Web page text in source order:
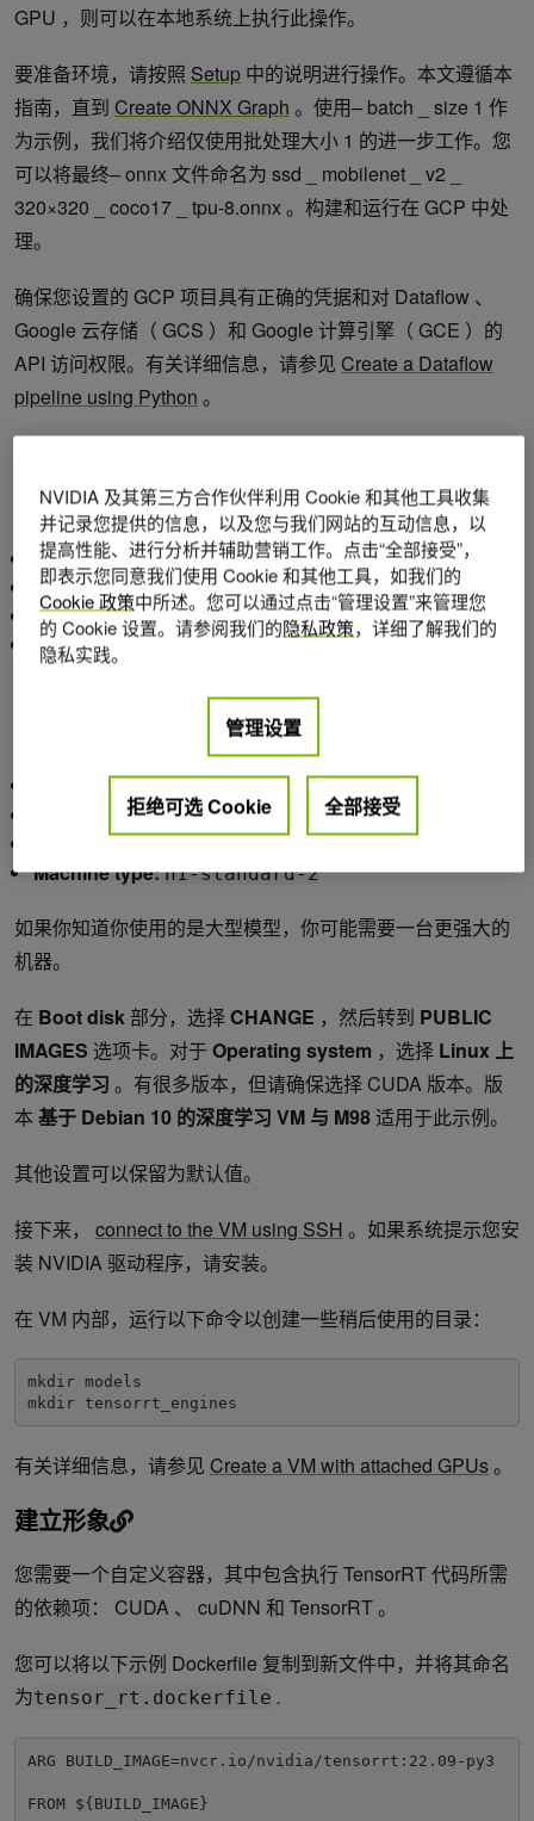
GPU ，则可以在本地系统上执行此操作。
要准备环境，请按照 Setup 中的说明进行操作。本文遵循本
指南，直到 Create ONNX Graph 。使用– batch _ size 1 作
为示例，我们将介绍仅使用批处理大小 1 的进一步工作。您
可以将最终– onnx 文件命名为 ssd _ mobilenet _ v2 _
320×320 _ coco17 _ tpu-8.onnx 。构建和运行在 GCP 中处
理。
确保您设置的 GCP 项目具有正确的凭据和对 Dataflow 、
Google 云存储（ GCS ）和 Google 计算引擎（ GCE ）的
API 访问权限。有关详细信息，请参见 Create a Dataflow
pipeline using Python 。
您需要一台包含以下已安装资源的计算机：
NVIDIA T4 Tensor 核心 GPU
GPU 驱动器
Docker 公司
NVIDIA 容器工具包
creating a new GCE VM执行此操作。按照说明
tensorrt-demo
环境 T4
Number of GPUs:1
Machine type: n1-standard-2
如果你知道你使用的是大型模型，你可能需要一台更强大的
机器。
在 Boot disk 部分，选择CHANGE ，然后转到 PUBLIC
IMAGES 选项卡。对于 Operating system ，选择 Linux 上
的深度学习 。有很多版本，但请确保选择 CUDA 版本。版
本 基于 Debian 10 的深度学习 VM 与 M98适用于此示例。
其他设置可以保留为默认值。
接下来， connect to the VM using SSH 。如果系统提示您安
装 NVIDIA 驱动程序，请安装。
在 VM 内部，运行以下命令以创建一些稍后使用的目录：
mkdir models
mkdir tensorrt_engines
有关详细信息，请参见 Create a VM with attached GPUs。
建立形象
您需要一个自定义容器，其中包含执行 TensorRT 代码所需
的依赖项： CUDA 、 cuDNN 和 TensorRT 。
您可以将以下示例 Dockerfile 复制到新文件中，并将其命名
为tensor_rt.dockerfile .
ARG BUILD_IMAGE=nvcr.io/nvidia/tensorrt:22.09-py3
FROM ${BUILD_IMAGE}
NVIDIA 及其第三方合作伙伴利用 Cookie 和其他工具收集
并记录您提供的信息，以及您与我们网站的互动信息，以
提高性能、进行分析并辅助营销工作。点击“全部接受”，
即表示您同意我们使用 Cookie 和其他工具，如我们的
Cookie 政策中所述。您可以通过点击“管理设置”来管理您
的 Cookie 设置。请参阅我们的隐私政策，详细了解我们的
隐私实践。
管理设置
拒绝可选 Cookie 全部接受